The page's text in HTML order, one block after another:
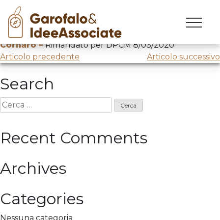
Skip
content
Innovation lecture pressoLiceo Statale Alvise
Cornaro –Rimandato per DPCM 8/03/2020
Navigazione
articoli
Articolo precedente Articolo successivo
Search
Ricerca
per:
Recent Comments
Archives
Categories
Nessuna categoria